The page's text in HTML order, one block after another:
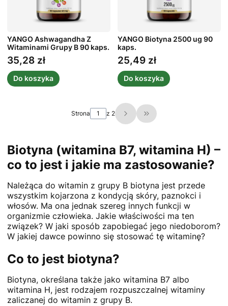
YANGO Ashwagandha Z
Witaminami Grupy B 90 kaps.
Cena
35,28 zł
Do koszyka
YANGO Biotyna 2500 ug 90
kaps.
Cena
25,49 zł
Do koszyka
Strona z 2 Przejdź do ostatniej
Biotyna (witamina B7, witamina H) –
co to jest i jakie ma zastosowanie?
Należąca do witamin z grupy B biotyna jest przede
wszystkim kojarzona z kondycją skóry, paznokci i
włosów. Ma ona jednak szereg innych funkcji w
organizmie człowieka. Jakie właściwości ma ten
związek? W jaki sposób zapobiegać jego niedoborom?
W jakiej dawce powinno się stosować tę witaminę?
Co to jest biotyna?
Biotyna, określana także jako witamina B7 albo
witamina H, jest rodzajem rozpuszczalnej witaminy
zaliczanej do witamin z grupy B.